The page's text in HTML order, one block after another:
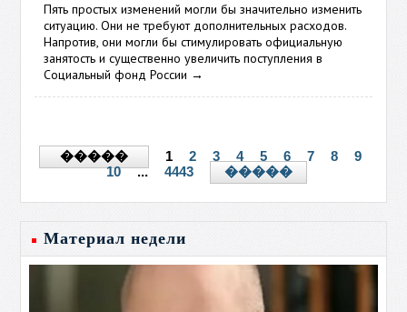
Пять простых изменений могли бы значительно изменить
ситуацию. Они не требуют дополнительных расходов.
Напротив, они могли бы стимулировать официальную
занятость и существенно увеличить поступления в
Социальный фонд России →
����� 1 2 3 4 5 6 7 8
9
10
... 4443 �����
Материал недели